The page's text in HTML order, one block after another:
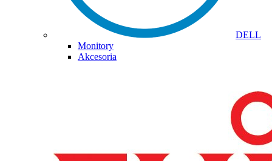
DELL
Monitory
Akcesoria